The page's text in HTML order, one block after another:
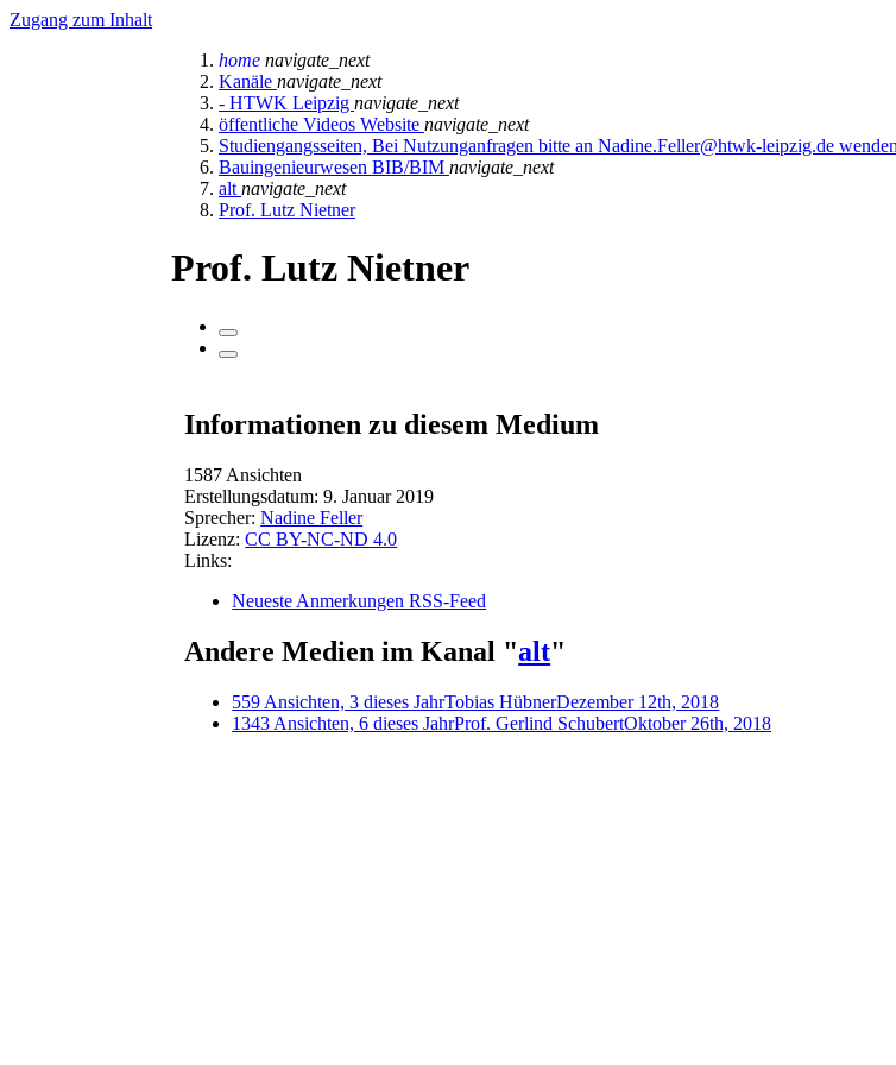
Zugang zum Inhalt
home navigate_next
Kanäle navigate_next
- HTWK Leipzig navigate_next
öffentliche Videos Website navigate_next
Studiengangsseiten, Bei Nutzunganfragen bitte an Nadine.Feller@htwk-leipzig.de wenden
Bauingenieurwesen BIB/BIM navigate_next
alt navigate_next
Prof. Lutz Nietner
Prof. Lutz Nietner
Informationen zu diesem Medium
1587 Ansichten
Erstellungsdatum: 9. Januar 2019
Sprecher: Nadine Feller
Lizenz: CC BY-NC-ND 4.0
Links:
Neueste Anmerkungen RSS-Feed
Andere Medien im Kanal "alt"
559 Ansichten, 3 dieses JahrTobias HübnerDezember 12th, 2018
1343 Ansichten, 6 dieses JahrProf. Gerlind SchubertOktober 26th, 2018